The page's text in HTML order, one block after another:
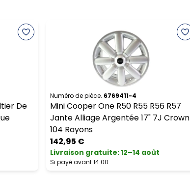
De
Numéro de pièce. 6769411-4
Mini Cooper One R50 R55 R56 R57
Jante Alliage Argentée 17" 7J Crown
104 Rayons
142,95 €
Livraison gratuite:12–14 août
Si payé avant 14:00